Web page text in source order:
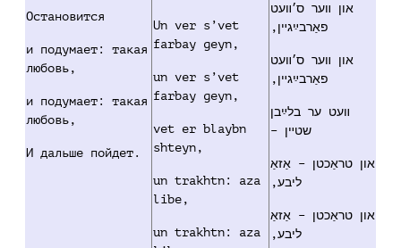
Остановится
и подумает: такая
любовь,
и подумает: такая
любовь,
И дальше пойдет.
Un ver s’vet
farbay geyn,
un ver s’vet
farbay geyn,
vet er blaybn
shteyn,
un trakhtn: aza
libe,
un trakhtn: aza
און װער ס׳װעט
פאַרבײַגײן,
און װער ס׳װעט
פאַרבײַגײן,
װעט ער בלײַבן
שטײן –
און טראַכטן – אַזאַ
ליבע,
און טראַכטן – אַזאַ
ליבע,